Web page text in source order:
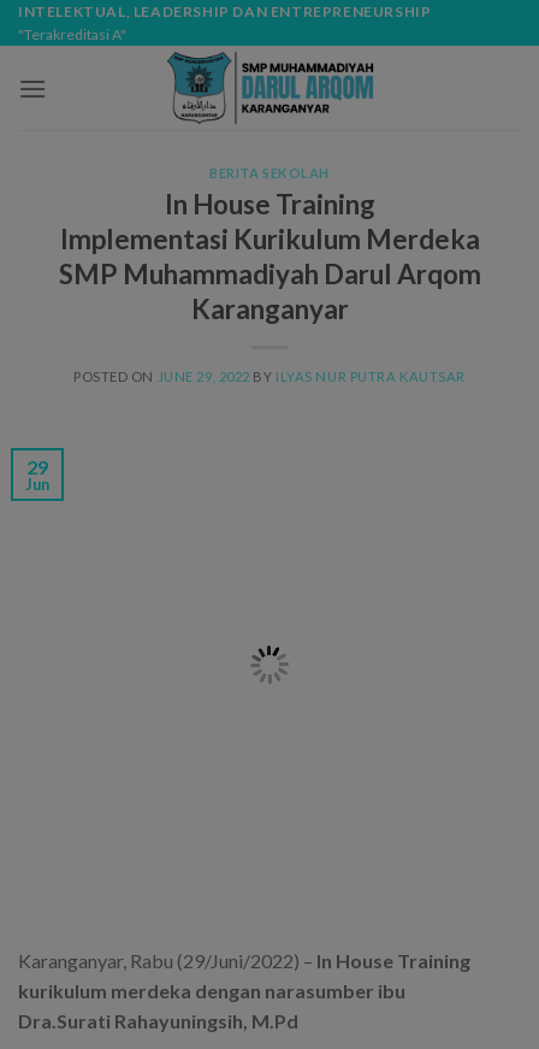
Skip
to
INTELEKTUAL, LEADERSHIP DAN ENTREPRENEURSHIP
"Terakreditasi A"
BERITA SEKOLAH
In House Training
Implementasi Kurikulum Merdeka
SMP Muhammadiyah Darul Arqom
Karanganyar
POSTED ON JUNE 29, 2022 BY ILYAS NUR PUTRA KAUTSAR
29
Jun
Karanganyar, Rabu (29/Juni/2022) – In House Training
kurikulum merdeka dengan narasumber ibu
Dra.Surati Rahayuningsih, M.Pd
modal-check